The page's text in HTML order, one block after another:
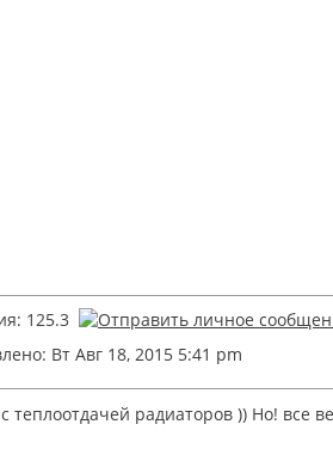
Вт Авг 18, 2015 5:41 pm
теплоотдачей радиаторов )) Но! все